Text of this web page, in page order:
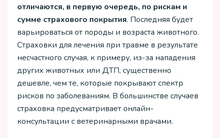
отличаются, в первую очередь, по рискам и
сумме страхового покрытия. Последняя будет
варьироваться от породы и возраста животного.
Страховки для лечения при травме в результате
несчастного случая, к примеру, из-за нападения
других животных или ДТП, существенно
дешевле, чем те, которые покрывают спектр
рисков по заболеваниям. В большинстве случаев
страховка предусматривает онлайн-
консультации с ветеринарными врачами.